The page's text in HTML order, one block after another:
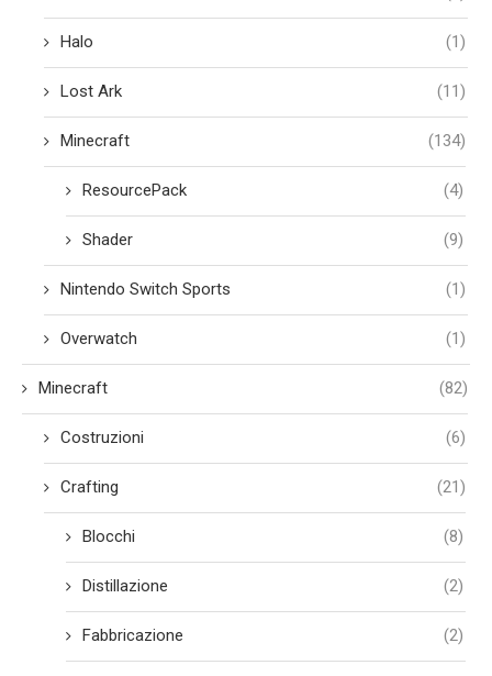
Halo (1)
Lost Ark (11)
Minecraft (134)
ResourcePack (4)
Shader (9)
Nintendo Switch Sports (1)
Overwatch (1)
Minecraft (82)
Costruzioni (6)
Crafting (21)
Blocchi (8)
Distillazione (2)
Fabbricazione (2)